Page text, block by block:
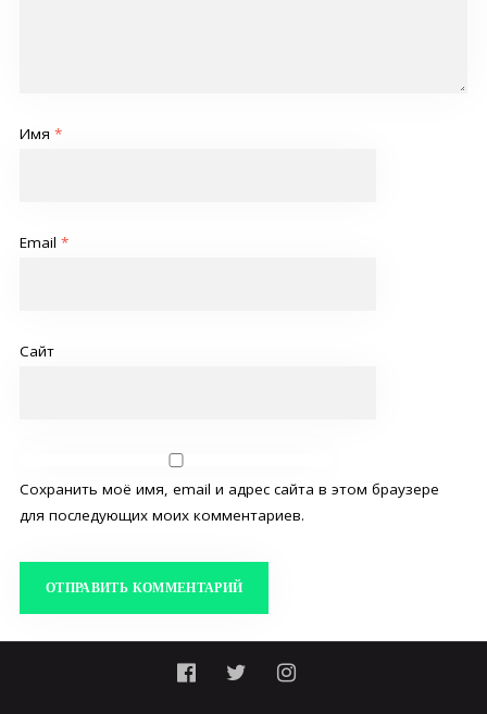
Имя *
Email *
Сайт
Сохранить моё имя, email и адрес сайта в этом браузере
для последующих моих комментариев.